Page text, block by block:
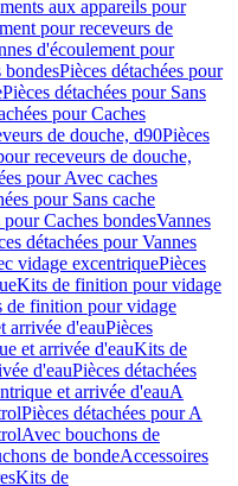
aux appareils pour
pour receveurs de
d'écoulement pour
bondesPièces détachées pour
Pièces détachées pour Sans
pour Caches
de douche, d90Pièces
receveurs de douche,
pour Avec caches
pour Sans cache
pour Caches bondesVannes
détachées pour Vannes
vidage excentriquePièces
Kits de finition pour vidage
de finition pour vidage
arrivée d'eauPièces
et arrivée d'eauKits de
d'eauPièces détachées
et arrivée d'eauA
Pièces détachées pour A
Avec bouchons de
de bondeAccessoires
Kits de